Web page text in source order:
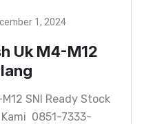
1, 2024
Uk M4-M12
SNI Ready Stock
0851-7333-